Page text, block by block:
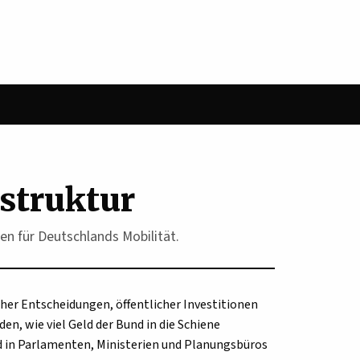
für Deutschlands Mobilität.
Entscheidungen, öffentlicher Investitionen
wie viel Geld der Bund in die Schiene
Parlamenten, Ministerien und Planungsbüros